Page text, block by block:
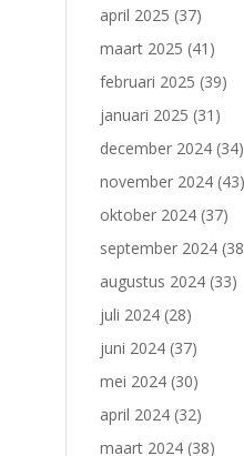
april 2025 (37)
maart 2025 (41)
februari 2025 (39)
januari 2025 (31)
december 2024 (34)
november 2024 (43)
oktober 2024 (37)
september 2024
augustus 2024 (33)
juli 2024 (28)
juni 2024 (37)
mei 2024 (30)
april 2024 (32)
maart 2024 (38)